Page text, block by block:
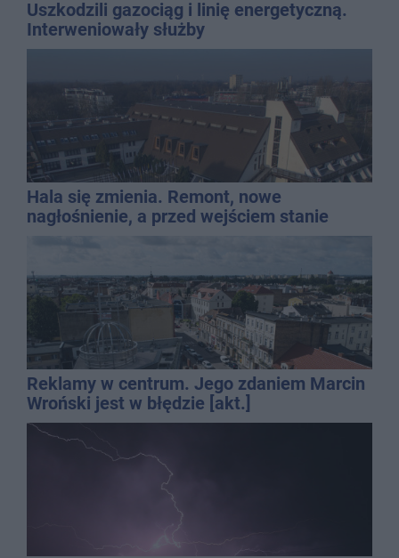
Uszkodzili gazociąg i linię energetyczną.
Interweniowały służby
Hala się zmienia. Remont, nowe
nagłośnienie, a przed wejściem stanie
Reklamy w centrum. Jego zdaniem Marcin
Wroński jest w błędzie [akt.]